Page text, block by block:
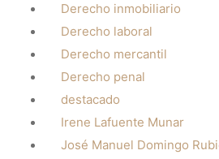
Derecho inmobiliario
Derecho laboral
Derecho mercantil
Derecho penal
destacado
Irene Lafuente Munar
José Manuel Domingo